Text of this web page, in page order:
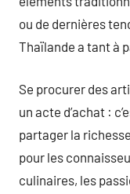
ou de dernières
Thaïlande a tant à
Se procurer des
un acte d’achat :
partager la
pour les
culinaires, les